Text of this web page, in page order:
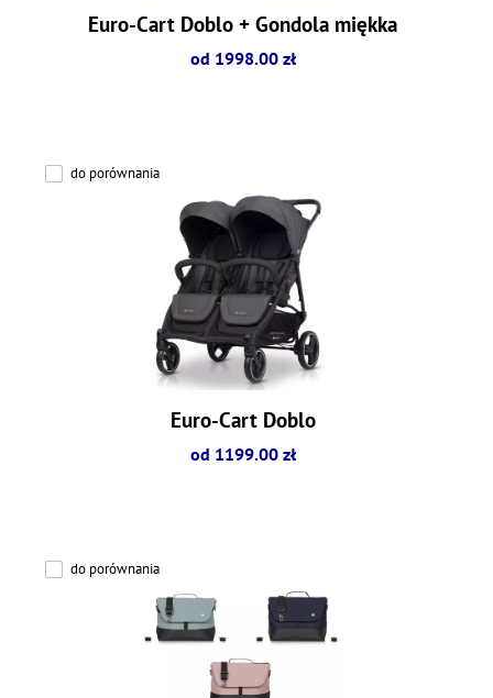
Euro-Cart Doblo + Gondola miękka
od 1998.00 zł
do porównania
Euro-Cart Doblo
od 1199.00 zł
do porównania